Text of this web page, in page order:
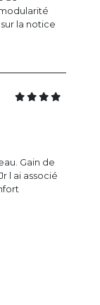
la notice
Gain de
l ai associé